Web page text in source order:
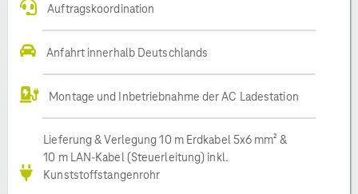
Auftragskoordination
Anfahrt innerhalb Deutschlands
Montage und Inbetriebnahme der AC Ladestation
Lieferung & Verlegung 10 m Erdkabel 5x6 mm² &
10 m LAN-Kabel (Steuerleitung) inkl.
Kunststoffstangenrohr